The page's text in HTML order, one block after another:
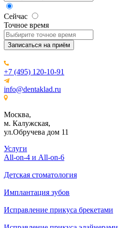
Сейчас
Точное время
Записаться на приём
+7 (495) 120-10-91
info@dentaklad.ru
Москва,
м. Калужская,
ул.Обручева дом 11
Услуги
All-on-4 и All-on-6
Детская стоматология
Имплантация зубов
Исправление прикуса брекетами